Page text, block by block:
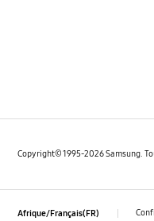
Copyright© 1995-2026 Samsung.
Afrique/Français(FR)